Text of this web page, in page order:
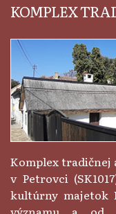
KOMPLEX
Komplex
v Petrovci
kultúrny majetok